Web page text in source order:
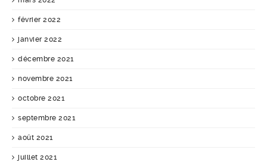
février 2022
janvier 2022
décembre 2021
novembre 2021
octobre 2021
septembre 2021
août 2021
juillet 2021